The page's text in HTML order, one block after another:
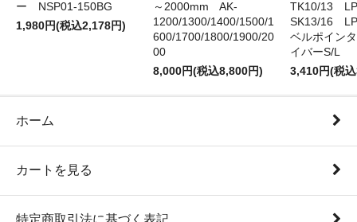
ー NSP01-150BG
1,980円(税込2,178円)
～2000mm AK-
1200/1300/1400/1500/1
600/1700/1800/1900/20
00
8,000円(税込8,800円)
TK10/13
SK13/16
ベルポイン
イバーS/L
3,410円(税
ホーム
カートを見る